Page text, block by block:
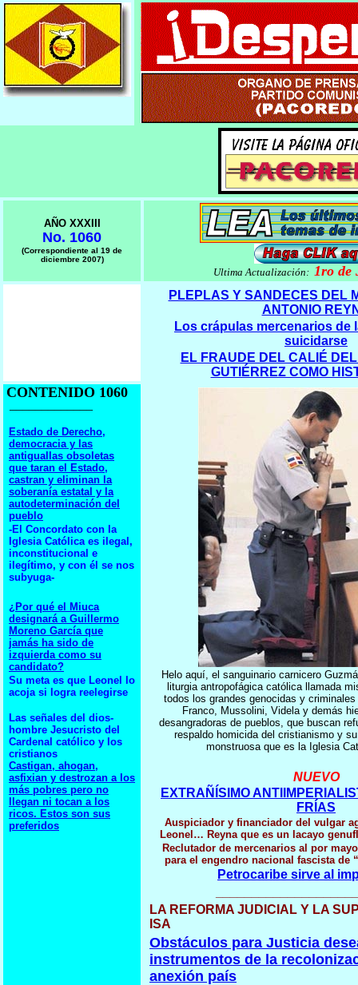
AÑO XXXIII
No. 1060
(Correspondiente al 19 de
diciembre 2007)
Ultima Actualización: 1ro de
PLEPLAS Y SANDECES DEL
ANTONIO
Los crápulas mercenarios de
suicidarse
EL FRAUDE DEL CALIÉ
GUTIÉRREZ COMO
CONTENIDO 1060
Estado de Derecho,
democracia y las
antiguallas obsoletas
que taran el Estado,
castran y eliminan la
soberanía estatal y la
autodeterminación del
pueblo
-El Concordato con la
Iglesia Católica es ilegal,
inconstitucional e
ilegítimo, y con él se nos
subyuga-
¿Por qué el Miuca
designará a Guillermo
Moreno García que
jamás ha sido de
izquierda como su
candidato?
Su meta es que Leonel lo
acoja si logra reelegirse
Las señales del dios-
hombre Jesucristo del
Cardenal católico y los
cristianos
Castigan, ahogan,
asfixian y destrozan a los
más pobres pero no
llegan ni tocan a los
ricos. Estos son sus
preferidos
Helo aquí, el sanguinario carnicero
liturgia antropofágica católica llamada
todos los grandes genocidas y
Franco, Mussolini, Videla y demás
desangradoras de pueblos, que buscan
respaldo homicida del cristianismo y
monstruosa que es la Iglesia
NUEVO
EXTRAÑÍSIMO
FRÍAS
Auspiciador y financiador del vulgar
Leonel… Reyna que es un lacayo
Reclutador de mercenarios al por
para el engendro nacional fascista de
Petrocaribe sirve al
LA REFORMA JUDICIAL Y LA
ISA
Obstáculos para Justicia
instrumentos de la
anexión país